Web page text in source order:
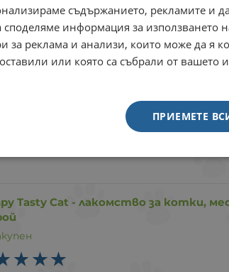
лакомство също беше добре
Clean Box - биоразградима
Tasty Cat - лакомство за котки,
съдържанието, рекламите и
информация за използването
за реклама и анализи, които може да я
или която са събрали от вашето
ПРИЕМЕТЕ